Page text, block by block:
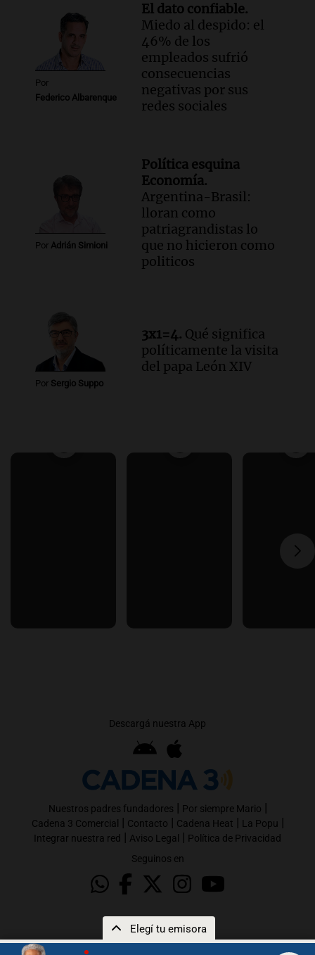
Elegí tu emisora
Por
Federico Albarenque
El dato confiable.
Miedo al despido: el
46% de los
empleados sufrió
consecuencias
negativas por sus
redes sociales
Por Adrián Simioni
Política esquina
Economía.
Argentina-Brasil:
lloran como
patriagrandistas lo
que no hicieron como
politicos
Por Sergio Suppo
3x1=4. Qué significa
políticamente la visita
del papa León XIV
Descargá nuestra App
Nuestros padres fundadores | Por siempre Mario |
Cadena 3 Comercial | Contacto | Cadena Heat | La Popu |
Integrar nuestra red | Aviso Legal | Política de Privacidad
Seguinos en